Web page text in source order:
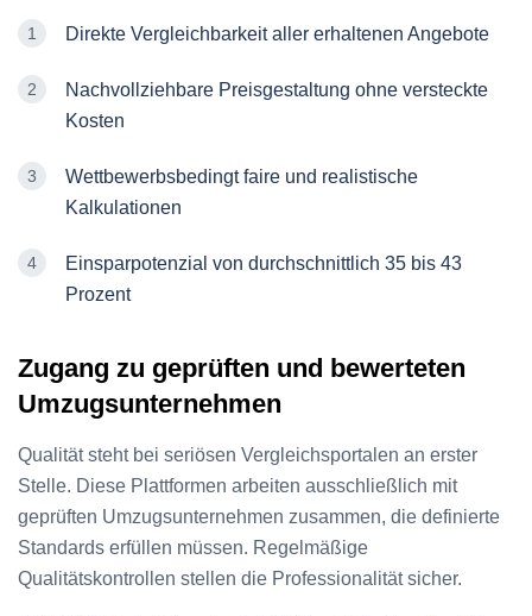
Direkte Vergleichbarkeit aller erhaltenen Angebote
Nachvollziehbare Preisgestaltung ohne versteckte
Kosten
Wettbewerbsbedingt faire und realistische
Kalkulationen
Einsparpotenzial von durchschnittlich 35 bis 43
Prozent
Zugang zu geprüften und bewerteten
Umzugsunternehmen
Qualität steht bei seriösen Vergleichsportalen an erster
Stelle. Diese Plattformen arbeiten ausschließlich mit
geprüften Umzugsunternehmen zusammen, die definierte
Standards erfüllen müssen. Regelmäßige
Qualitätskontrollen stellen die Professionalität sicher.